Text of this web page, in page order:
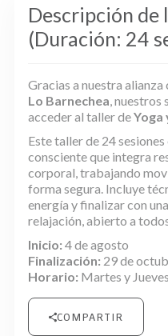
Descripción de
(Duración: 24
Gracias a nuestra alianza
Lo Barnechea, nuestros
acceder al taller deYoga
Este taller de 24
consciente que integra
corporal, trabajando
forma segura. Incluye
energía y finalizar con
relajación, abierto a
Inicio: 4 de agosto
Finalización: 29 de
Horario: Martes y
COMPARTIR